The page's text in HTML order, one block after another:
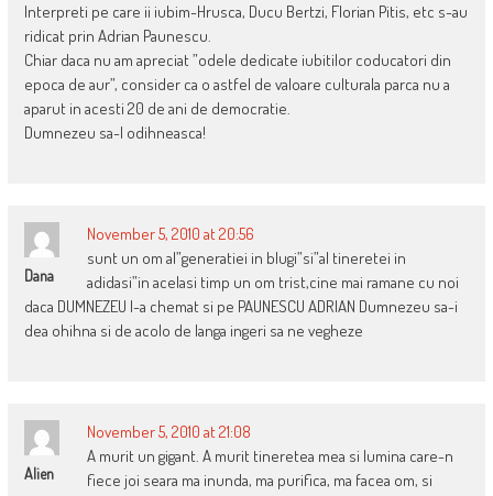
Interpreti pe care ii iubim-Hrusca, Ducu Bertzi, Florian Pitis, etc s-au
ridicat prin Adrian Paunescu.
Chiar daca nu am apreciat ”odele dedicate iubitilor coducatori din
epoca de aur”, consider ca o astfel de valoare culturala parca nu a
aparut in acesti 20 de ani de democratie.
Dumnezeu sa-l odihneasca!
Dana
November 5, 2010 at 20:56
sunt un om al”generatiei in blugi”si”al tineretei in
adidasi”in acelasi timp un om trist,cine mai ramane cu noi
daca DUMNEZEU l-a chemat si pe PAUNESCU ADRIAN Dumnezeu sa-i
dea ohihna si de acolo de langa ingeri sa ne vegheze
Alien
November 5, 2010 at 21:08
A murit un gigant. A murit tineretea mea si lumina care-n
fiece joi seara ma inunda, ma purifica, ma facea om, si